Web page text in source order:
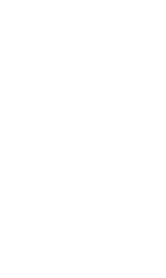
Adelante Andalucía ha
dos parlamentarios en
seis diputados para
Vox. Deja debajo a Por
fuerza en el
Quien sí vio cómo se le
damnificado del
resultado de su historia
en 30 escaños. Esta